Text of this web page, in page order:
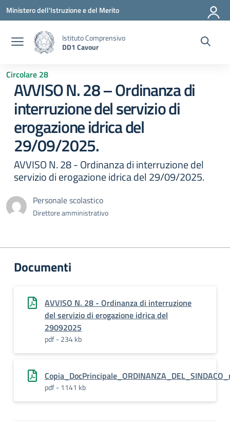
Vai ai contenuti
Vai al menu di navigazione
Vai al footer
Ministero dell'Istruzione e del Merito
Istituto Comprensivo
DD1 Cavour
Circolare 28
AVVISO N. 28 – Ordinanza di
interruzione del servizio di
erogazione idrica del
29/09/2025.
AVVISO N. 28 - Ordinanza di interruzione del
servizio di erogazione idrica del 29/09/2025.
Personale scolastico
Direttore amministrativo
Documenti
AVVISO N. 28 - Ordinanza di interruzione
del servizio di erogazione idrica del
29092025
pdf - 234 kb
pdf - 1141 kb